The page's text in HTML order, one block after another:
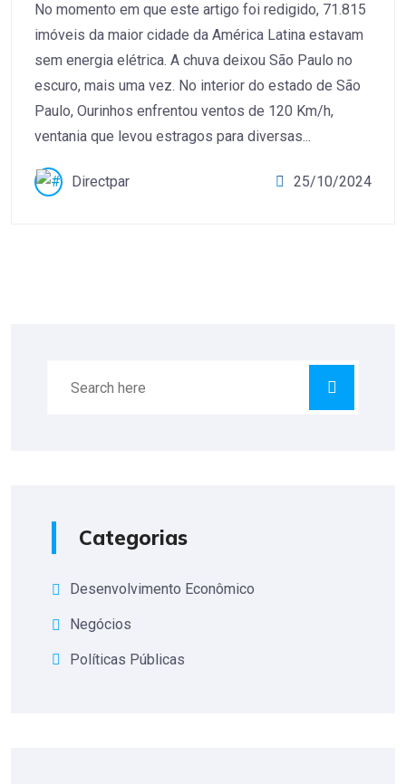
No momento em que este artigo foi redigido, 71.815
imóveis da maior cidade da América Latina estavam
sem energia elétrica. A chuva deixou São Paulo no
escuro, mais uma vez. No interior do estado de São
Paulo, Ourinhos enfrentou ventos de 120 Km/h,
ventania que levou estragos para diversas...
Directpar 25/10/2024
Categorias
Desenvolvimento Econômico
Negócios
Políticas Públicas